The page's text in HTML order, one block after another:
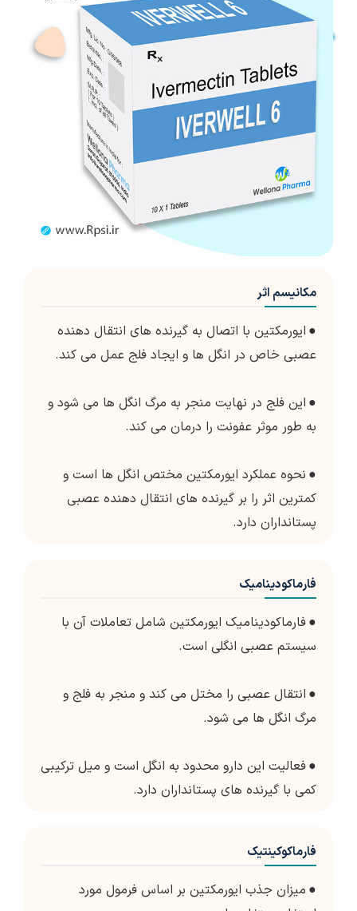
مکانیسم اثر
● ایورمکتین با اتصال به گیرنده های انتقال دهنده
عصبی خاص در انگل ها و ایجاد فلج عمل می کند.
● این فلج در نهایت منجر به مرگ انگل ها می شود و
به طور موثر عفونت را درمان می کند.
● نحوه عملکرد ایورمکتین مختص انگل ها است و
کمترین اثر را بر گیرنده های انتقال دهنده عصبی
پستانداران دارد.
فارماکودینامیک
●فارماکودینامیک ایورمکتین شامل تعاملات آن با
سیستم عصبی انگلی است.
● انتقال عصبی را مختل می کند و منجر به فلج و
مرگ انگل ها می شود.
●فعالیت این دارو محدود به انگل است و میل ترکیبی
کمی با گیرنده های پستانداران دارد.
فارماکوکینتیک
● میزان جذب ایورمکتین بر اساس فرمول مورد